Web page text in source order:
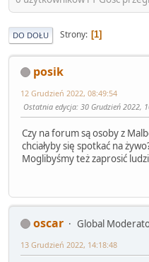
DO DOŁU Strony 1
posik
12 Grudzień 2022, 08:49:54
Ostatnia edycja: 30 Grudzień 2022,
Czy na forum są osoby z
chciałyby się spotkać na
Moglibyśmy też zaprosić
oscar
Global
13 Grudzień 2022, 14:18:48